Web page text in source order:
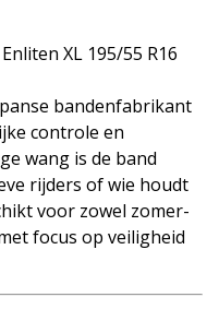
XL 195/55 R16
bandenfabrikant
controle en
wang is de band
rijders of wie houdt
voor zowel zomer-
focus op veiligheid